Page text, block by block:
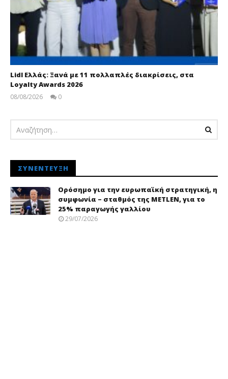
Lidl Ελλάς: Ξανά με 11 πολλαπλές διακρίσεις, στα
Loyalty Awards 2026
08/08/2026
0
ΣΥΝΈΝΤΕΥΞΗ
Ορόσημο για την ευρωπαϊκή στρατηγική, η
συμφωνία – σταθμός της METLEN, για το
25% παραγωγής γαλλίου
29/07/2026